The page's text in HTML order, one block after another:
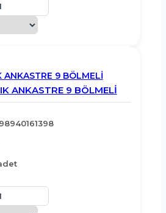
ANKASTRE 9 BÖLMELİ